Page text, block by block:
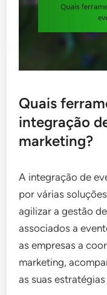
Quais
integração
marketing?
A integração de
por várias
agilizar a gestão
associados a
as empresas a
marketing,
as suas